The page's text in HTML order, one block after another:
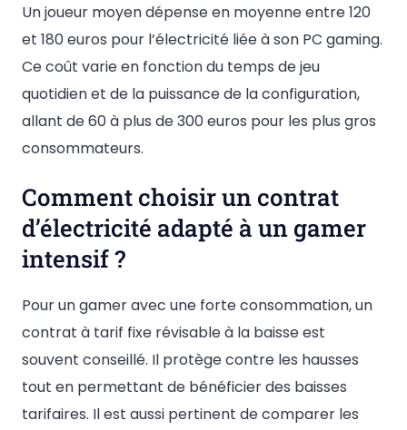
Un joueur moyen dépense en moyenne entre 120
et 180 euros pour l’électricité liée à son PC gaming.
Ce coût varie en fonction du temps de jeu
quotidien et de la puissance de la configuration,
allant de 60 à plus de 300 euros pour les plus gros
consommateurs.
Comment choisir un contrat
d’électricité adapté à un gamer
intensif ?
Pour un gamer avec une forte consommation, un
contrat à tarif fixe révisable à la baisse est
souvent conseillé. Il protège contre les hausses
tout en permettant de bénéficier des baisses
tarifaires. Il est aussi pertinent de comparer les